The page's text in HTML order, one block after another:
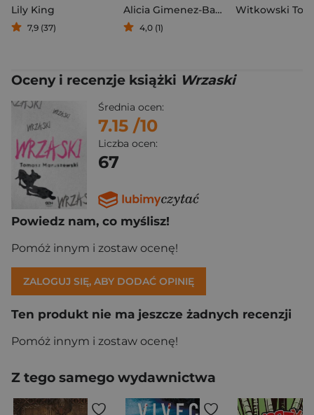
Lily King
7,9 (37)
Alicia Gimenez-Bartlett
4,0 (1)
Witkowski
Oceny i recenzje książki Wrzaski
Średnia ocen:
7.15 /10
Liczba ocen:
67
Powiedz nam, co myślisz!
Pomóż innym i zostaw ocenę!
ZALOGUJ SIĘ, ABY DODAĆ OPINIĘ
Ten produkt nie ma jeszcze żadnych recenzji
Pomóż innym i zostaw ocenę!
Z tego samego wydawnictwa